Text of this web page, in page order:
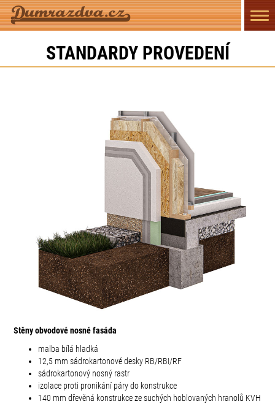
STANDARDY PROVEDENÍ
Stěny obvodové nosné fasáda
malba bílá hladká
12,5 mm sádrokartonové desky RB/RBI/RF
sádrokartonový nosný rastr
izolace proti pronikání páry do konstrukce
140 mm dřevěná konstrukce ze suchých hoblovaných hranolů KVH